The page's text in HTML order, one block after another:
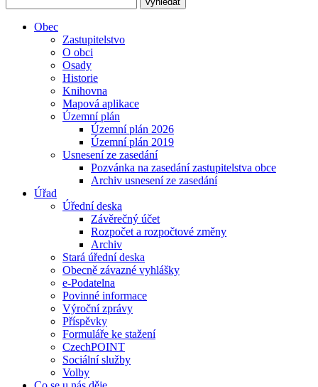
Obec
Zastupitelstvo
O obci
Osady
Historie
Knihovna
Mapová aplikace
Územní plán
Územní plán 2026
Územní plán 2019
Usnesení ze zasedání
Pozvánka na zasedání zastupitelstva obce
Archiv usnesení ze zasedání
Úřad
Úřední deska
Závěrečný účet
Rozpočet a rozpočtové změny
Archiv
Stará úřední deska
Obecně závazné vyhlášky
e-Podatelna
Povinné informace
Výroční zprávy
Příspěvky
Formuláře ke stažení
CzechPOINT
Sociální služby
Volby